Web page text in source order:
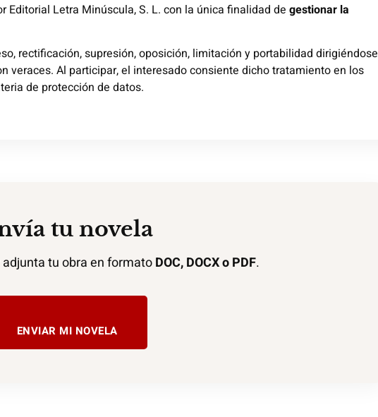
Letra Minúscula, S. L. con la única finalidad de gestionar la
rectificación, supresión, oposición, limitación y portabilidad dirigiéndose
veraces. Al participar, el interesado consiente dicho tratamiento en los
de protección de datos.
tu novela
tu obra en formatoDOC, DOCX o PDF.
ENVIAR MI NOVELA